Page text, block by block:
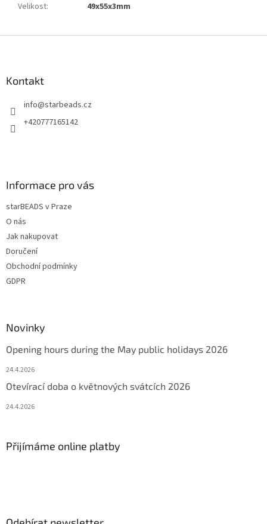
Velikost: 49x55x3mm
Kontakt
info@starbeads.cz
+420777165142
Informace pro vás
starBEADS v Praze
O nás
Jak nakupovat
Doručení
Obchodní podmínky
GDPR
Novinky
Opening hours during the May public holidays 2026
24.4.2026
Otevírací doba o květnových svátcích 2026
24.4.2026
Přijímáme online platby